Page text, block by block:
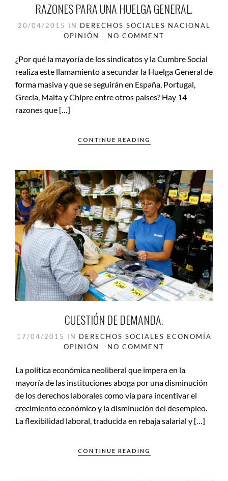
RAZONES PARA UNA HUELGA GENERAL.
20/04/2015 IN DERECHOS SOCIALES NACIONAL
OPINIÓN
NO COMMENT
¿Por qué la mayoría de los sindicatos y la Cumbre Social
realiza este llamamiento a secundar la Huelga General de
forma masiva y que se seguirán en España, Portugal,
Grecia, Malta y Chipre entre otros paises? Hay 14
razones que […]
CONTINUE READING
CUESTIÓN DE DEMANDA.
17/04/2015 IN DERECHOS SOCIALES ECONOMÍA
OPINIÓN
NO COMMENT
La política económica neoliberal que impera en la
mayoría de las instituciones aboga por una disminución
de los derechos laborales como vía para incentivar el
crecimiento económico y la disminución del desempleo.
La flexibilidad laboral, traducida en rebaja salarial y […]
CONTINUE READING